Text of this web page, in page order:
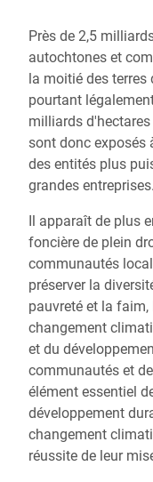
Près de 2,5
autochtones et
la moitié des terres
pourtant
milliards
sont donc exposés
des entités plus
grandes entreprises.
Il apparaît de plus
foncière de plein
communautés
préserver la
pauvreté et la
changement
et du
communautés et
élément essentiel
développement
changement
réussite de leur